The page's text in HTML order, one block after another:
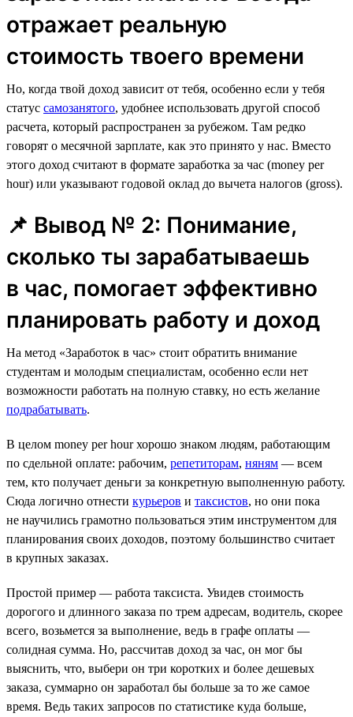
отражает реальную
стоимость твоего времени
Но, когда твой доход зависит от тебя, особенно если у тебя
статус самозанятого, удобнее использовать другой способ
расчета, который распространен за рубежом. Там редко
говорят о месячной зарплате, как это принято у нас. Вместо
этого доход считают в формате заработка за час (money per
hour) или указывают годовой оклад до вычета налогов (gross).
📌 Вывод № 2: Понимание,
сколько ты зарабатываешь
в час, помогает эффективно
планировать работу и доход
На метод «Заработок в час» стоит обратить внимание
студентам и молодым специалистам, особенно если нет
возможности работать на полную ставку, но есть желание
подрабатывать.
В целом money per hour хорошо знаком людям, работающим
по сдельной оплате: рабочим, репетиторам, няням — всем
тем, кто получает деньги за конкретную выполненную работу.
Сюда логично отнести курьеров и таксистов, но они пока
не научились грамотно пользоваться этим инструментом для
планирования своих доходов, поэтому большинство считает
в крупных заказах.
Простой пример — работа таксиста. Увидев стоимость
дорогого и длинного заказа по трем адресам, водитель, скорее
всего, возьмется за выполнение, ведь в графе оплаты —
солидная сумма. Но, рассчитав доход за час, он мог бы
выяснить, что, выбери он три коротких и более дешевых
заказа, суммарно он заработал бы больше за то же самое
время. Ведь таких запросов по статистике куда больше,